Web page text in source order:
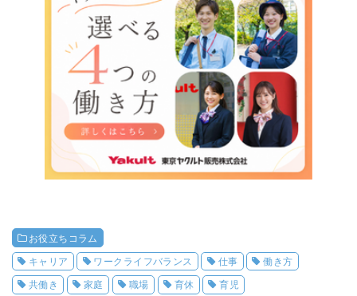
お役立ちコラム
キャリア
ワークライフバランス 仕事
働き方
共働き
家庭 職場 育休 育児